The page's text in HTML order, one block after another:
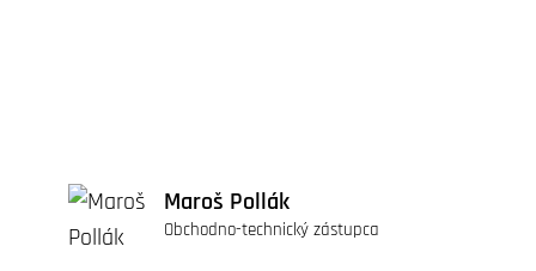
Maroš Pollák
Obchodno-technický zástupca